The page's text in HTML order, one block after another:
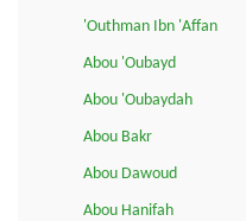
'Outhman Ibn 'Affan
Abou 'Oubayd
Abou 'Oubaydah
Abou Bakr
Abou Dawoud
Abou Hanifah